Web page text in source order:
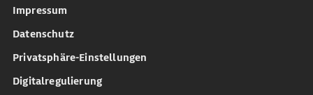
Impressum
Datenschutz
Privatsphäre-Einstellungen
Digitalregulierung